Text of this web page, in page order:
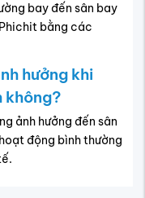
bay đến sân bay
bằng các
hưởng khi
không?
ảnh hưởng đến sân
động bình thường